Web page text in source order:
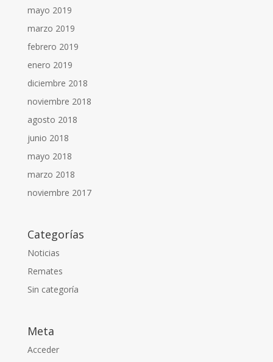
mayo 2019
marzo 2019
febrero 2019
enero 2019
diciembre 2018
noviembre 2018
agosto 2018
junio 2018
mayo 2018
marzo 2018
noviembre 2017
Categorías
Noticias
Remates
Sin categoría
Meta
Acceder